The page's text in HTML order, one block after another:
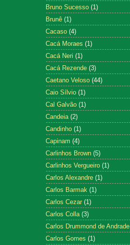
Bruno Sucesso (1)
Brunê (1)
Cacaso (4)
Cacá Moraes (1)
Cacá Neri (1)
Cacá Rezende (3)
Caetano Veloso (44)
Caio Sílvio (1)
Cal Galvão (1)
Candeia (2)
Candinho (1)
Capinam (4)
Carlinhos Brown (5)
Carlinhos Vergueiro (1)
Carlos Alexandre (1)
Carlos Barmak (1)
Carlos Cezar (1)
Carlos Colla (3)
Carlos Drummond de Andrade
Carlos Gomes (1)